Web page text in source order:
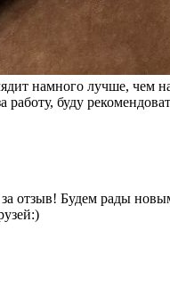
намного лучше, чем
работу, буду
отзыв! Будем рады